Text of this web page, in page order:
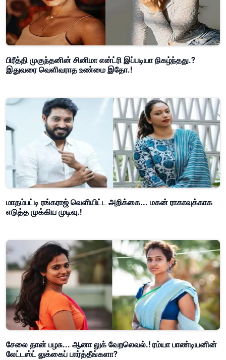
பிரீத்தி முகுந்தனின் சினிமா என்ட்ரி இப்படியா நிகழ்ந்தது.?
இதுவரை வெளிவராத உண்மை இதோ.!
மாதம்பட்டி ரங்கராஜ் வெளியிட்ட அறிக்கை... மகன் ராகாவுக்காக
எடுத்த முக்கிய முடிவு.!
சேலை தான் பழசு... ஆனா லுக் வேறலெவல்.! ரம்யா பாண்டியனின்
லேட்டஸ்ட் லுக்கைப் பார்த்தீங்களா?